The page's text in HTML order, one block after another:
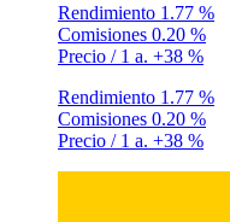
Rendimiento 1.77 %
Comisiones 0.20 %
Precio / 1 a. +38 %
Rendimiento 1.77 %
Comisiones 0.20 %
Precio / 1 a. +38 %